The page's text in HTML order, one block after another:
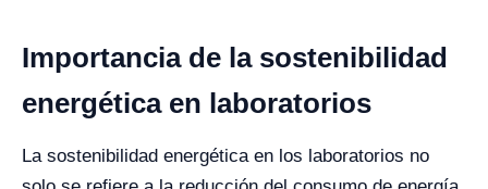
Importancia de la sostenibilidad
energética en laboratorios
La sostenibilidad energética en los laboratorios no